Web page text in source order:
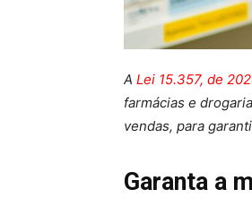
A Lei 15.357, de
farmácias e
vendas, para
Garanta a